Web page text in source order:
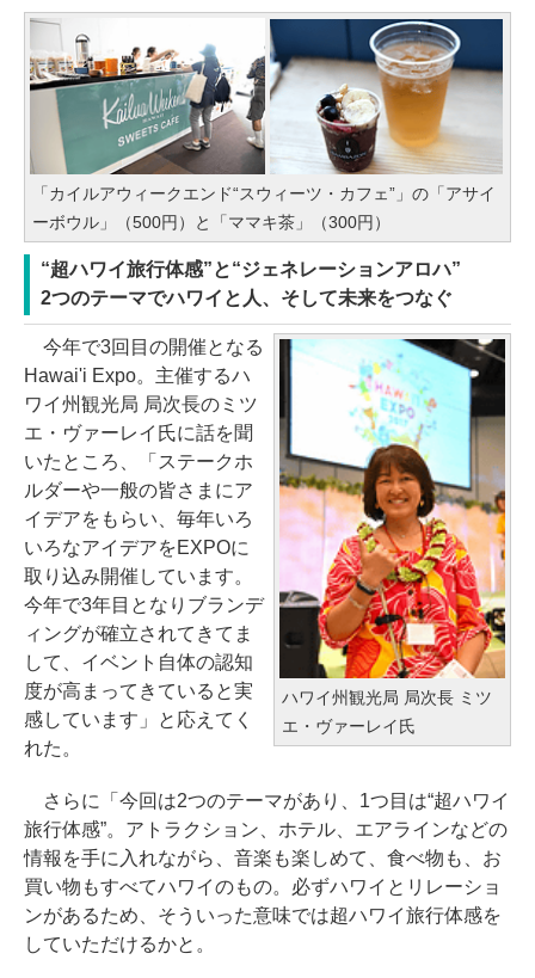
「カイルアウィークエンド“スウィーツ・カフェ”」の「アサイ
ーボウル」（500円）と「ママキ茶」（300円）
“超ハワイ旅行体感”と“ジェネレーションアロハ”
2つのテーマでハワイと人、そして未来をつなぐ
ハワイ州観光局 局次長 ミツ
エ・ヴァーレイ氏
今年で3回目の開催となる
Hawai'i Expo。主催するハ
ワイ州観光局 局次長のミツ
エ・ヴァーレイ氏に話を聞
いたところ、「ステークホ
ルダーや一般の皆さまにア
イデアをもらい、毎年いろ
いろなアイデアをEXPOに
取り込み開催しています。
今年で3年目となりブランデ
ィングが確立されてきてま
して、イベント自体の認知
度が高まってきていると実
感しています」と応えてく
れた。
さらに「今回は2つのテーマがあり、1つ目は“超ハワイ
旅行体感”。アトラクション、ホテル、エアラインなどの
情報を手に入れながら、音楽も楽しめて、食べ物も、お
買い物もすべてハワイのもの。必ずハワイとリレーショ
ンがあるため、そういった意味では超ハワイ旅行体感を
していただけるかと。